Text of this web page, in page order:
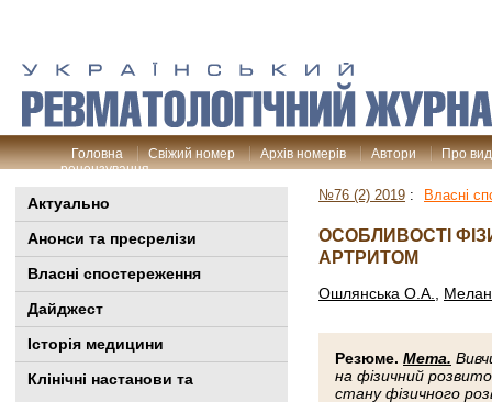
Головна Свіжий номер Архів номерів Автори
Про
рецензування
Актуально
Анонси та пресрелізи
Власні спостереження
Дайджест
Історія медицини
Клінiчні настанови та
№76 (2) 2019 : Власні
ОСОБЛИВОСТІ
АРТРИТОМ
Ошлянська О.А.
Резюме. Мета.
на фізичний
стану фізичного